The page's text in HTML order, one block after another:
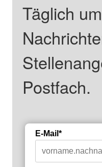
Täglich
Postfach.
E-Mail*